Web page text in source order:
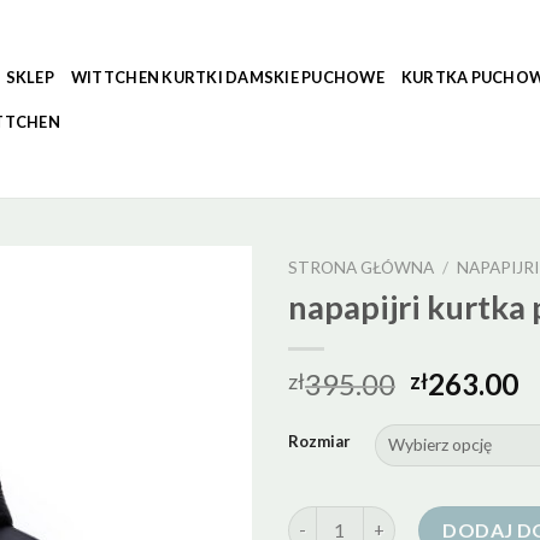
SKLEP WITTCHEN KURTKI DAMSKIE PUCHOWE KURTKA
STRONA GŁÓWNA /
napapijri kurtka
zł395.00 zł263.00
Rozmiar
ilość napapijri kurtka puchowa
DODAJ